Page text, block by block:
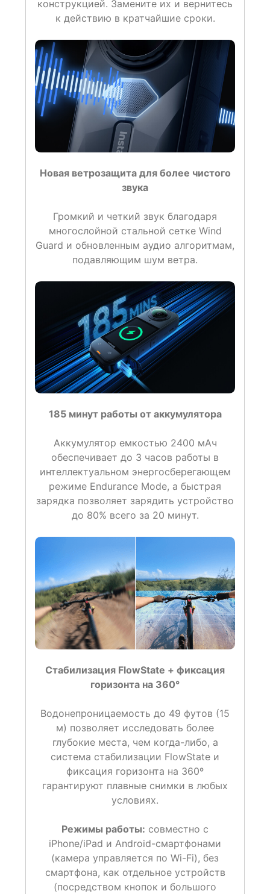
конструкцией. Замените их и вернитесь
к действию в кратчайшие сроки.
Новая ветрозащита для более чистого
звука
Громкий и четкий звук благодаря
многослойной стальной сетке Wind
Guard и обновленным аудио алгоритмам,
подавляющим шум ветра.
185 минут работы от аккумулятора
Аккумулятор емкостью 2400 мАч
обеспечивает до 3 часов работы в
интеллектуальном энергосберегающем
режиме Endurance Mode, а быстрая
зарядка позволяет зарядить устройство
до 80% всего за 20 минут.
Стабилизация FlowState + фиксация
горизонта на 360°
Водонепроницаемость до 49 футов (15
м) позволяет исследовать более
глубокие места, чем когда-либо, а
система стабилизации FlowState и
фиксация горизонта на 360º
гарантируют плавные снимки в любых
условиях.
Режимы работы: совместно с
iPhone/iPad и Android-смартфонами
(камера управляется по Wi-Fi), без
смартфона, как отдельное устройств
(посредством кнопок и большого